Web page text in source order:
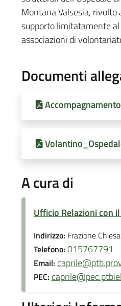
Montana Valsesia,
supporto limitatamente
associazioni di
Documenti
A cura di
Ufficio Relazioni con
Indirizzo: Frazione
Telefono: 015767791
Email:
PEC: